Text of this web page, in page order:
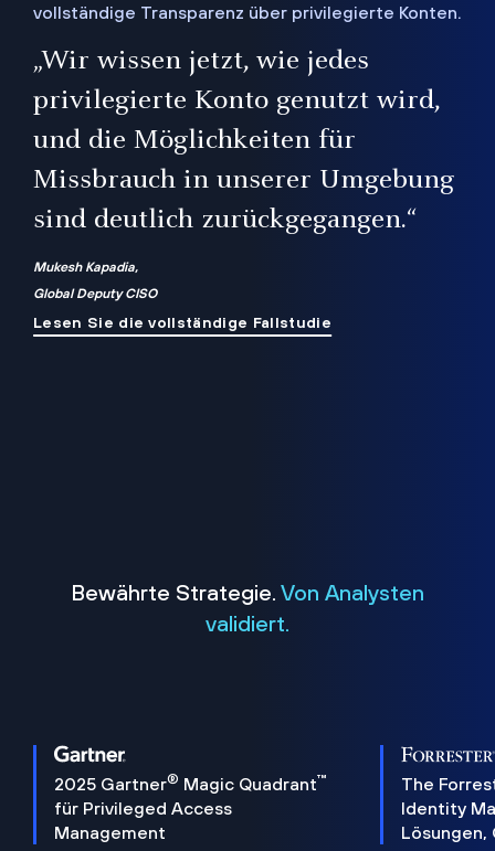
vollständige Transparenz über privilegierte Konten.
„Wir wissen jetzt, wie jedes
privilegierte Konto genutzt wird,
und die Möglichkeiten für
Missbrauch in unserer Umgebung
sind deutlich zurückgegangen.“
Mukesh Kapadia,
Global Deputy CISO
Lesen Sie die vollständige Fallstudie
Bewährte Strategie. Von Analysten
validiert.
2025 Gartner® Magic Quadrant™
für Privileged Access
Management
The
Identity
Lösungen,